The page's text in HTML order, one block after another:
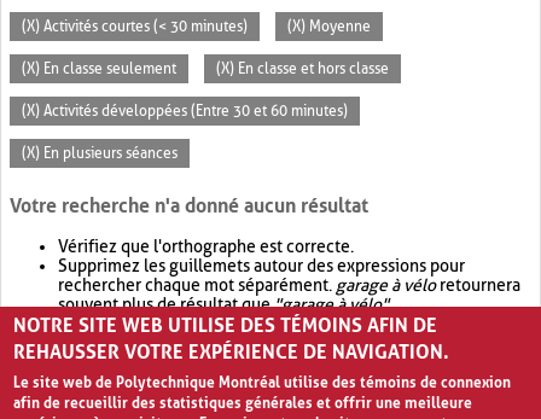
(X) Activités courtes (< 30 minutes) (X) Moyenne
(X) En classe seulement (X) En classe et hors classe
(X) Activités développées (Entre 30 et 60 minutes)
(X) En plusieurs séances
Votre recherche n'a donné aucun résultat
Vérifiez que l'orthographe est correcte.
Supprimez les guillemets autour des expressions pour
rechercher chaque mot séparément. garage à véloretournera
souvent plus de résultat que"garage à vélo".
Envisagez d'élargir votre recherche avec OR.garage OR vélo
retournera souvent plus de résultat quegarage à vélo
NOTRE SITE WEB UTILISE DES TÉMOINS AFIN DE
REHAUSSER VOTRE EXPÉRIENCE DE NAVIGATION.
Le site web de Polytechnique Montréal utilise des témoins de connexion
afin de recueillir des statistiques générales et offrir une meilleure